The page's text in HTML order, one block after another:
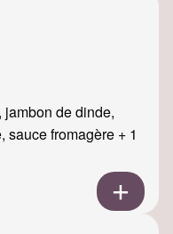
de dinde,
sauce fromagère + 1